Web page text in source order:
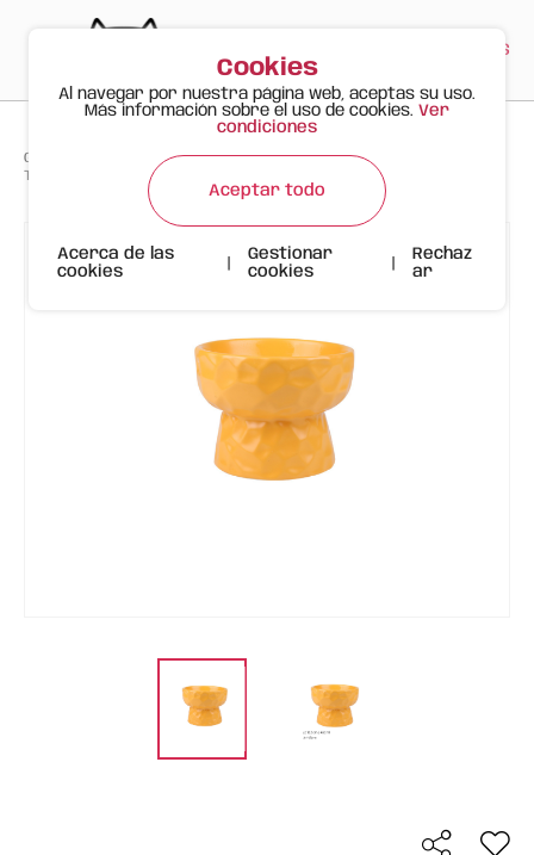
ES
Gato Feliz Productos > >
Tazón de Cerámica con Diseño Ondulado | 480ml | Amarillo
Cookies
Al navegar por nuestra página web, aceptas su uso.
Más información sobre el uso de cookies. Ver
condiciones
Aceptar todo
Acerca de las
cookies
Gestionar
cookies
Rechaz
ar